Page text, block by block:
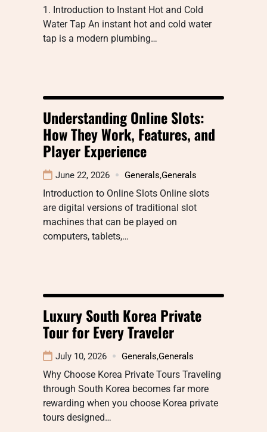
1. Introduction to Instant Hot and Cold
Water Tap An instant hot and cold water
tap is a modern plumbing…
Understanding Online Slots:
How They Work, Features, and
Player Experience
June 22, 2026 Generals,Generals
Introduction to Online Slots Online slots
are digital versions of traditional slot
machines that can be played on
computers, tablets,…
Luxury South Korea Private
Tour for Every Traveler
July 10, 2026 Generals,Generals
Why Choose Korea Private Tours Traveling
through South Korea becomes far more
rewarding when you choose Korea private
tours designed…